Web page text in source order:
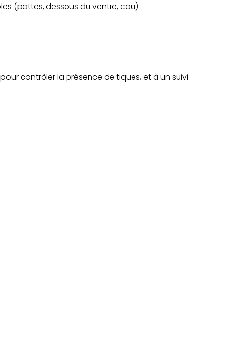
(pattes, dessous du ventre, cou).
contrôler la présence de tiques, et à un suivi